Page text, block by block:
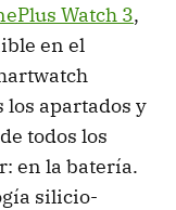
Watch 3,
en el
apartados y
todos los
en la batería.
silicio-